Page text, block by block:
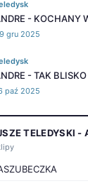
- KOCHANY
gru 2025
- TAK
paź 2025
TELEDYSKI -